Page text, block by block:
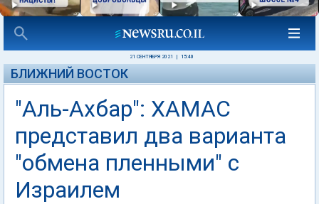
21 СЕНТЯБРЯ 2021 15:40
БЛИЖНИЙ ВОСТОК
"Аль-Ахбар": ХАМАС
представил два варианта
"обмена пленными" с
Израилем